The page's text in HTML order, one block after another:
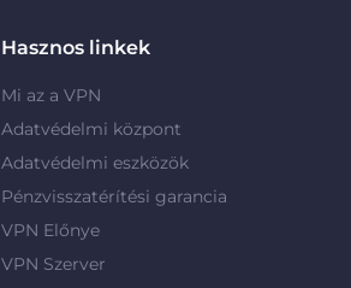
Hasznos linkek
Mi az a VPN
Adatvédelmi központ
Adatvédelmi eszközök
Pénzvisszatérítési garancia
VPN Előnye
VPN Szerver